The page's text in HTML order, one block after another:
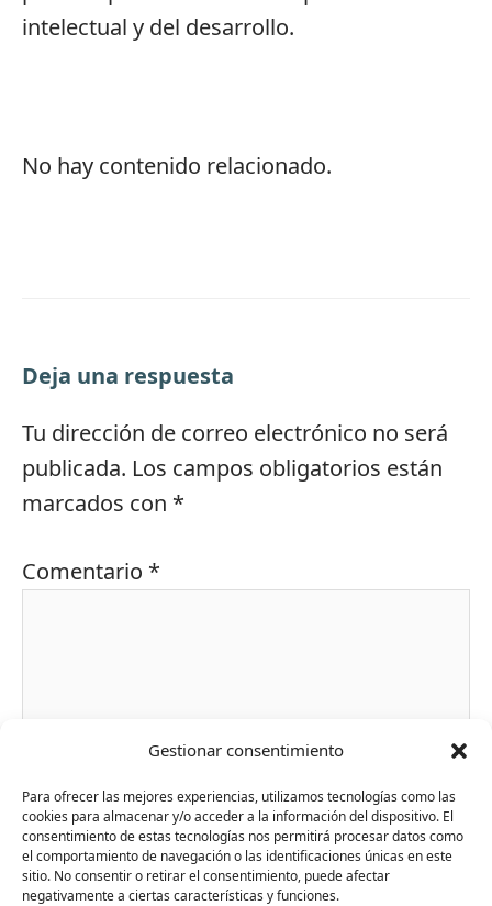
Gestionar consentimiento
Para ofrecer las mejores experiencias, utilizamos tecnologías como las
cookies para almacenar y/o acceder a la información del dispositivo. El
consentimiento de estas tecnologías nos permitirá procesar datos como
el comportamiento de navegación o las identificaciones únicas en este
sitio. No consentir o retirar el consentimiento, puede afectar
negativamente a ciertas características y funciones.
intelectual y del desarrollo.
No hay contenido relacionado.
Deja una respuesta
Tu dirección de correo electrónico no será
publicada. Los campos obligatorios están
marcados con *
Comentario *
Nombre*